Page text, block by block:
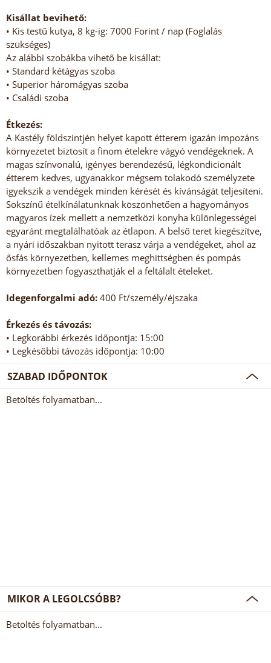
Kisállat bevihető:
• Kis testű kutya, 8 kg-ig: 7000 Forint / nap (Foglalás
szükséges)
Az alábbi szobákba vihető be kisállat:
• Standard kétágyas szoba
• Superior háromágyas szoba
• Családi szoba
Étkezés:
A Kastély földszintjén helyet kapott étterem igazán impozáns
környezetet biztosít a finom ételekre vágyó vendégeknek. A
magas színvonalú, igényes berendezésű, légkondicionált
étterem kedves, ugyanakkor mégsem tolakodó személyzete
igyekszik a vendégek minden kérését és kívánságát teljesíteni.
Sokszínű ételkínálatunknak köszönhetően a hagyományos
magyaros ízek mellett a nemzetközi konyha különlegességei
egyaránt megtalálhatóak az étlapon. A belső teret kiegészítve,
a nyári időszakban nyitott terasz várja a vendégeket, ahol az
ősfás környezetben, kellemes meghittségben és pompás
környezetben fogyaszthatják el a feltálalt ételeket.
Idegenforgalmi adó: 400 Ft/személy/éjszaka
Érkezés és távozás:
• Legkorábbi érkezés időpontja: 15:00
• Legkésőbbi távozás időpontja: 10:00
SZABAD IDŐPONTOK
Betöltés folyamatban...
MIKOR A LEGOLCSÓBB?
Betöltés folyamatban...